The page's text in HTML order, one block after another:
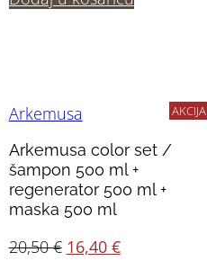
AKCIJA
Arkemusa
Arkemusa color set /
šampon 500 ml +
regenerator 500 ml +
maska 500 ml
20,50€ Izvorna
16,40 €Trenutna